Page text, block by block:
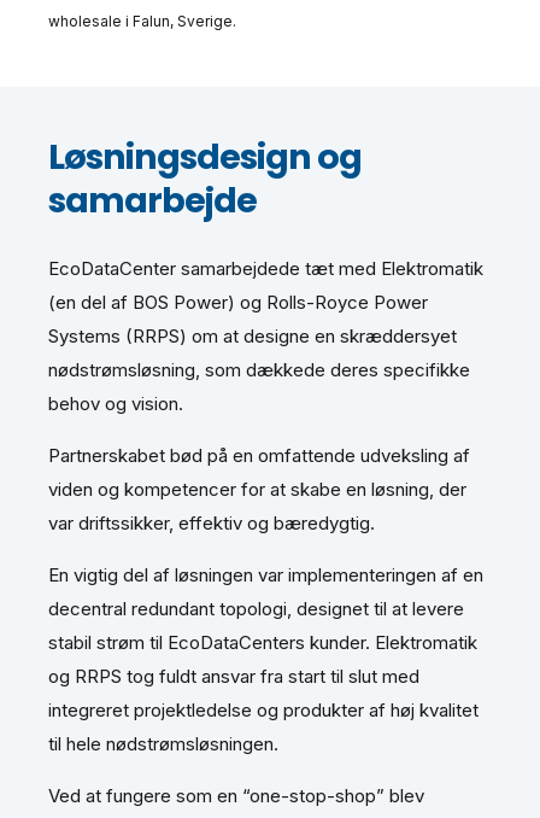
wholesale i Falun, Sverige.
Løsningsdesign og
samarbejde
EcoDataCenter samarbejdede tæt med Elektromatik
(en del af BOS Power) og Rolls-Royce Power
Systems (RRPS) om at designe en skræddersyet
nødstrømsløsning, som dækkede deres specifikke
behov og vision.
Partnerskabet bød på en omfattende udveksling af
viden og kompetencer for at skabe en løsning, der
var driftssikker, effektiv og bæredygtig.
En vigtig del af løsningen var implementeringen af en
decentral redundant topologi, designet til at levere
stabil strøm til EcoDataCenters kunder. Elektromatik
og RRPS tog fuldt ansvar fra start til slut med
integreret projektledelse og produkter af høj kvalitet
til hele nødstrømsløsningen.
Ved at fungere som en “one-stop-shop” blev